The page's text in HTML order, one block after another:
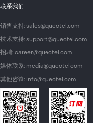
联系我们
销售支持: sales@quectel.com
技术支持: support@quectel.com
招聘: career@quectel.com
媒体联系: media@quectel.com
其他咨询: info@quectel.com